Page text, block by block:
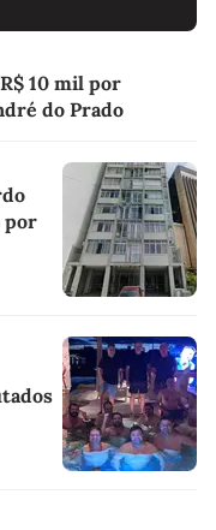
10 mil por
do Prado
por